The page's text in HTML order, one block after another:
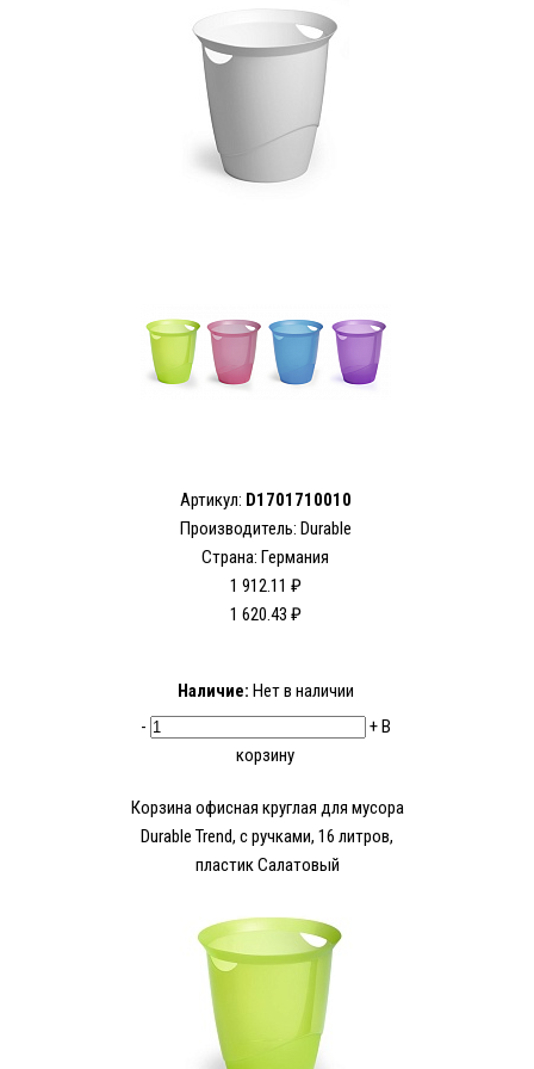
Артикул: D1701710010
Производитель: Durable
Страна: Германия
1 912.11 ₽
1 620.43 ₽
Наличие: Нет в наличии
-
+В
корзину
Корзина офисная круглая для мусора
Durable Trend, с ручками, 16 литров,
пластик Салатовый